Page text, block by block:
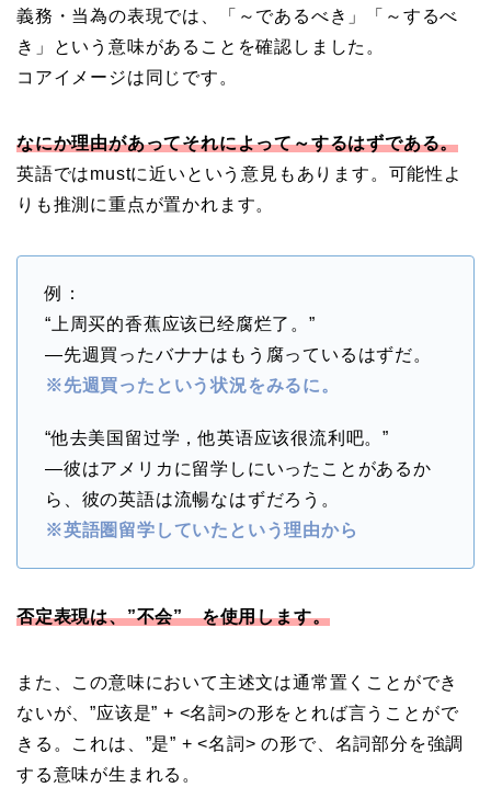
義務・当為の表現では、「～であるべき」「～するべ
き」という意味があることを確認しました。
コアイメージは同じです。
なにか理由があってそれによって～するはずである。
英語ではmustに近いという意見もあります。可能性よ
りも推測に重点が置かれます。
例：
“上周买的香蕉应该已经腐烂了。”
—先週買ったバナナはもう腐っているはずだ。
※先週買ったという状況をみるに。
“他去美国留过学，他英语应该很流利吧。”
—彼はアメリカに留学しにいったことがあるか
ら、彼の英語は流暢なはずだろう。
※英語圏留学していたという理由から
否定表現は、”不会” を使用します。
また、この意味において主述文は通常置くことができ
ないが、”应该是” + <名詞>の形をとれば言うことがで
きる。これは、”是” + <名詞> の形で、名詞部分を強調
する意味が生まれる。